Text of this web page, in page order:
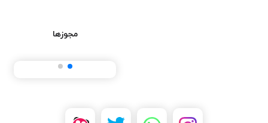
مجوزها